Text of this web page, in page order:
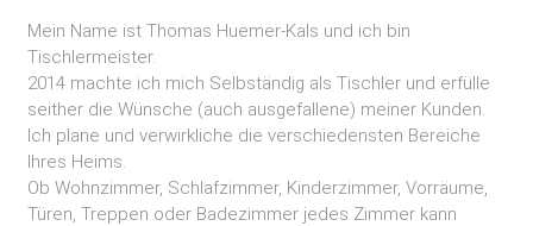
Mein Name ist Thomas Huemer-Kals und ich bin
Tischlermeister.
2014 machte ich mich Selbständig als Tischler und erfülle
seither die Wünsche (auch ausgefallene) meiner Kunden.
Ich plane und verwirkliche die verschiedensten Bereiche
Ihres Heims.
Ob Wohnzimmer, Schlafzimmer, Kinderzimmer, Vorräume,
Türen, Treppen oder Badezimmer jedes Zimmer kann